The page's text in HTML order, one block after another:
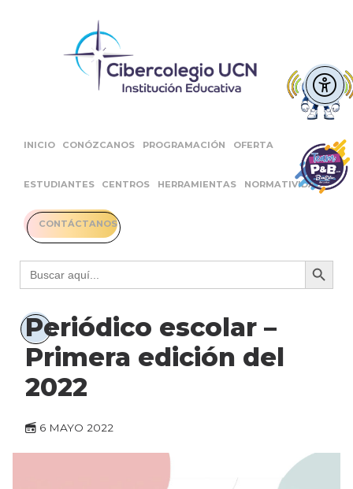
INICIO CONÓZCANOS PROGRAMACIÓN OFERTA
ESTUDIANTES CENTROS HERRAMIENTAS NORMATIVIDAD
CONTÁCTANOS
Buscar: Botón
Periódico escolar –
Primera edición del
2022
6 MAYO 2022